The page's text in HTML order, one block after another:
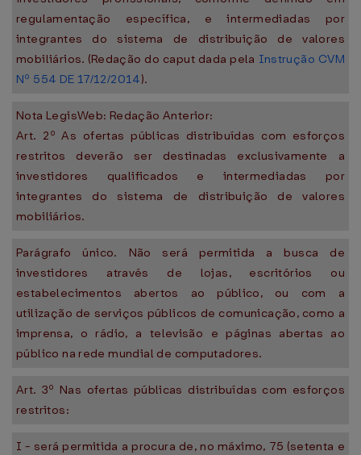
regulamentação específica, e intermediadas por
integrantes do sistema de distribuição de valores
mobiliários. (Redação do caput dada pela Instrução CVM
Nº 554 DE 17/12/2014).
Nota LegisWeb: Redação Anterior:
Art. 2º As ofertas públicas distribuídas com esforços
restritos deverão ser destinadas exclusivamente a
investidores qualificados e intermediadas por
integrantes do sistema de distribuição de valores
mobiliários.
Parágrafo único. Não será permitida a busca de
investidores através de lojas, escritórios ou
estabelecimentos abertos ao público, ou com a
utilização de serviços públicos de comunicação, como a
imprensa, o rádio, a televisão e páginas abertas ao
público na rede mundial de computadores.
Art. 3º Nas ofertas públicas distribuídas com esforços
restritos:
I - será permitida a procura de, no máximo, 75 (setenta e